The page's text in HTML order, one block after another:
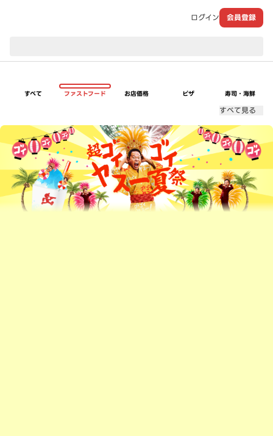
ログイン 会員登録
すべて ファストフード お店価格 ピザ 寿司・海鮮
すべて見る
超ゴイゴイヤスー夏祭